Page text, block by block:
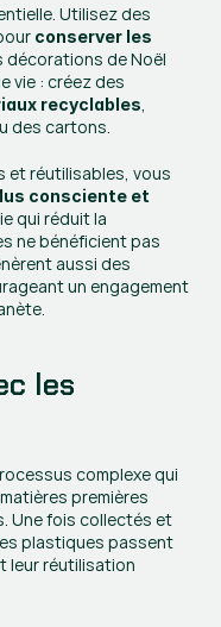
Utilisez des
conserver les
décorations de Noël
vie : créez des
recyclables
des cartons.
et réutilisables, vous
consciente et
qui réduit la
ne bénéficient pas
un engagement
les
complexe qui
premières
Une fois collectés et
plastiques passent
leur réutilisation